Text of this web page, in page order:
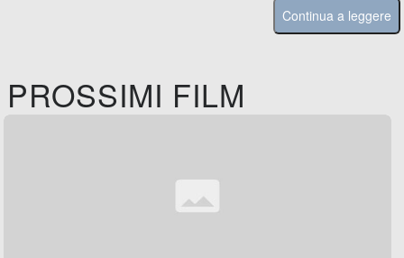
Continua a leggere
PROSSIMI FILM